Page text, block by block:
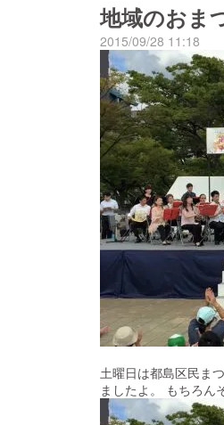
地域のおま
2015/09/28 11:18
土曜日は都島区民ま
ましたよ。 もちろん